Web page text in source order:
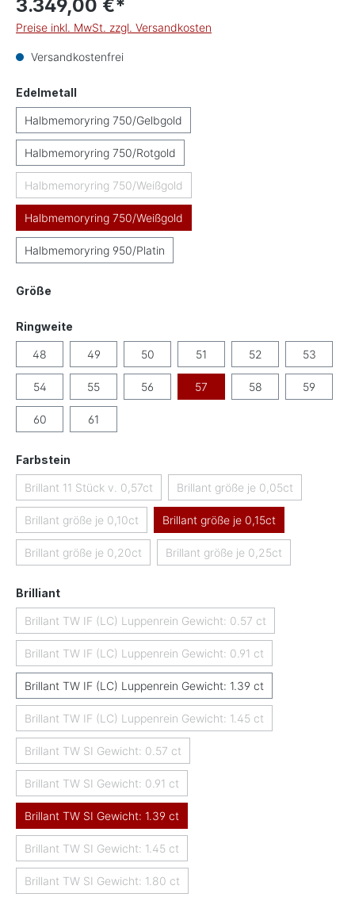
3.349,00 €*
Preise inkl. MwSt. zzgl. Versandkosten
Versandkostenfrei
Edelmetall
Halbmemoryring 750/Gelbgold
Halbmemoryring 750/Rotgold
Halbmemoryring 750/Weißgold(Diese Option ist zurzeit nicht verfügbar.)
Halbmemoryring 750/Weißgold
Halbmemoryring 950/Platin
Größe
Ringweite
48 49 50 51 52 53
54 55 56 57 58 59
60 61
Farbstein
Brillant 11 Stück v. 0,57ct(Diese Option ist zurzeit nicht verfügbar.)
Brillant größe je 0,05ct
(Diese Option ist zurzeit
Brillant größe je 0,10ct(Diese Option ist zurzeit nicht verfügbar.)
Brillant größe je 0,15ct
Brillant größe je 0,20ct(Diese Option ist zurzeit nicht verfügbar.)
Brillant größe je 0,25ct
(Diese Option ist zurzeit
Brilliantauswählen
Brillant TW IF (LC) Luppenrein Gewicht: 0.57 ct
(Diese Option ist zurzeit nicht verfügbar.)
Brillant TW IF (LC) Luppenrein Gewicht: 0.91 ct
(Diese Option ist zurzeit nicht verfügbar.)
Brillant TW IF (LC) Luppenrein Gewicht: 1.39 ct
Brillant TW IF (LC) Luppenrein Gewicht: 1.45 ct
(Diese Option ist zurzeit nicht verfügbar.)
Brillant TW SI Gewicht: 0.57 ct(Diese Option ist zurzeit nicht verfügbar.)
Brillant TW SI Gewicht: 0.91 ct(Diese Option ist zurzeit nicht verfügbar.)
Brillant TW SI Gewicht: 1.39 ct
Brillant TW SI Gewicht: 1.45 ct(Diese Option ist zurzeit nicht verfügbar.)
Brillant TW SI Gewicht: 1.80 ct(Diese Option ist zurzeit nicht verfügbar.)